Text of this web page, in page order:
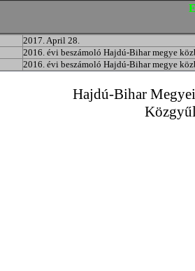
2017. April 28.
2016. évi beszámoló Hajdú-Bihar megye
2016. évi beszámoló Hajdú-Bihar megye